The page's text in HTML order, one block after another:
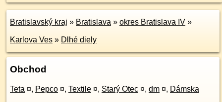
Bratislavský kraj » Bratislava » okres Bratislava IV »
Karlova Ves » Dlhé diely
Obchod
Teta ¤, Pepco ¤, Textile ¤, Starý Otec ¤, dm ¤, Dámska